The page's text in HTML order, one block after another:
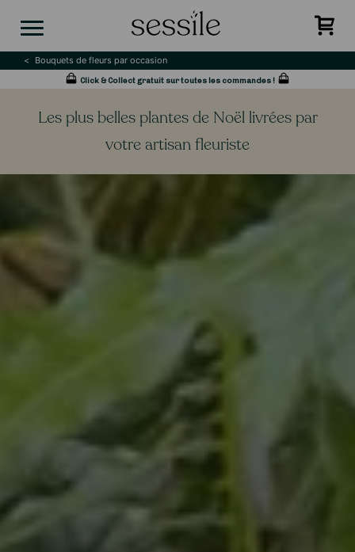
Bouquets de fleurs par occasion
Click & Collect gratuit sur toutes les commandes !
Les plus belles plantes de Noël livrées par
votre artisan fleuriste